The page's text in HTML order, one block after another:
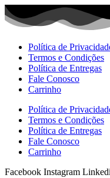
Ir
para
Política de
Termos e Condições
Política de Entregas
Fale Conosco
Carrinho
Política de
Termos e Condições
Política de Entregas
Fale Conosco
Carrinho
Facebook Instagram